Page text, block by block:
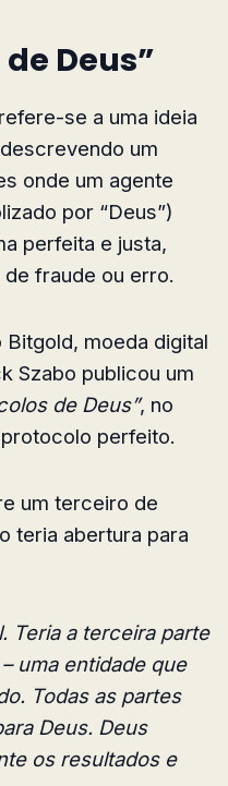
Deus”
se a uma ideia
um
onde um agente
por “Deus”)
perfeita e justa,
fraude ou erro.
moeda digital
Szabo publicou um
de Deus”, no
perfeito.
um terceiro de
teria abertura para
Teria a terceira parte
uma entidade que
Todas as partes
Deus. Deus
os resultados e